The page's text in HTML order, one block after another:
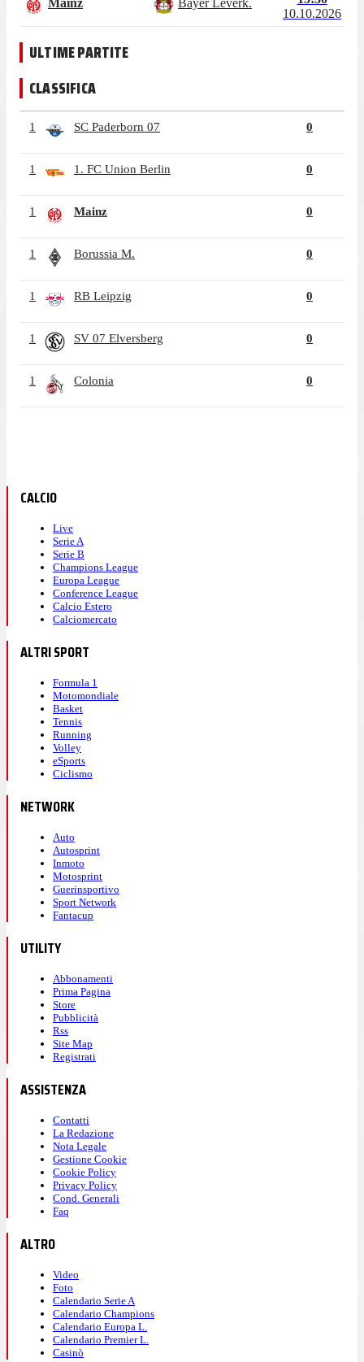
Mainz Bayer Leverk.
10.10.2026
ULTIME PARTITE
CLASSIFICA
1 SC Paderborn 07 0
1 1. FC Union Berlin 0
1 Mainz 0
1 Borussia M. 0
1 RB Leipzig 0
1 SV 07 Elversberg 0
1 Colonia 0
CALCIO
Live
Serie A
Serie B
Champions League
Europa League
Conference League
Calcio Estero
Calciomercato
ALTRI SPORT
Formula 1
Motomondiale
Basket
Tennis
Running
Volley
eSports
Ciclismo
NETWORK
Auto
Autosprint
Inmoto
Motosprint
Guerinsportivo
Sport Network
Fantacup
UTILITY
Abbonamenti
Prima Pagina
Store
Pubblicità
Rss
Site Map
Registrati
ASSISTENZA
Contatti
La Redazione
Nota Legale
Gestione Cookie
Cookie Policy
Privacy Policy
Cond. Generali
Faq
ALTRO
Video
Foto
Calendario Serie A
Calendario Champions
Calendario Europa L.
Calendario Premier L.
Casinò